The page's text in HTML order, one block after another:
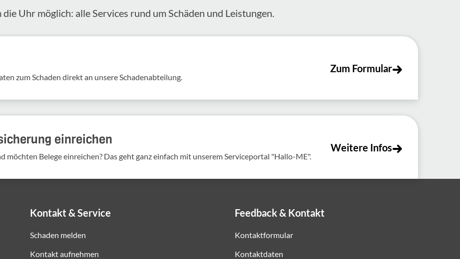
die Uhr möglich: alle Services rund um Schäden und Leis­tungen.
zum Schaden direkt an unsere Scha­den­ab­tei­lung.
Zum Formular
einreichen
möchten Belege einreichen? Das geht ganz einfach mit unserem Serviceportal "Hallo-ME".
Weitere Infos
Kontakt & Service
Schaden melden
Kontakt aufnehmen
Feedback & Kontakt
Kontaktformular
Kontaktdaten